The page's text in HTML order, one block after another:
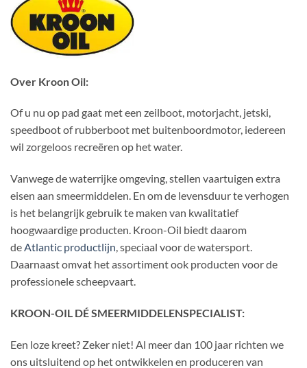
Over Kroon Oil:
Of u nu op pad gaat met een zeilboot, motorjacht, jetski,
speedboot of rubberboot met buitenboordmotor, iedereen
wil zorgeloos recreëren op het water.
Vanwege de waterrijke omgeving, stellen vaartuigen extra
eisen aan smeermiddelen. En om de levensduur te verhogen
is het belangrijk gebruik te maken van kwalitatief
hoogwaardige producten. Kroon-Oil biedt daarom
deAtlantic productlijn, speciaal voor de watersport.
Daarnaast omvat het assortiment ook producten voor de
professionele scheepvaart.
KROON-OIL DÉ SMEERMIDDELENSPECIALIST:
Een loze kreet? Zeker niet! Al meer dan 100 jaar richten we
ons uitsluitend op het ontwikkelen en produceren van